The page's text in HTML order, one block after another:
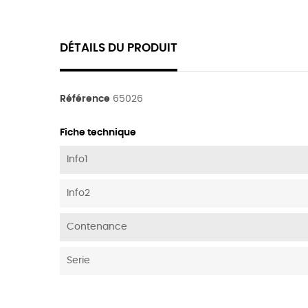
DÉTAILS DU PRODUIT
Référence 65026
Fiche technique
Info1
Info2
Contenance
Serie